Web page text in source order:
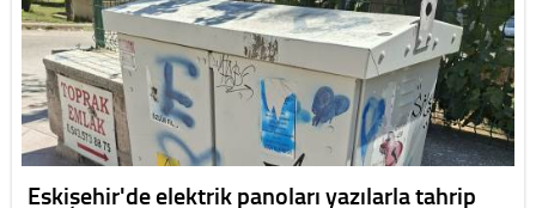
Eskişehir'de elektrik panoları yazılarla tahrip